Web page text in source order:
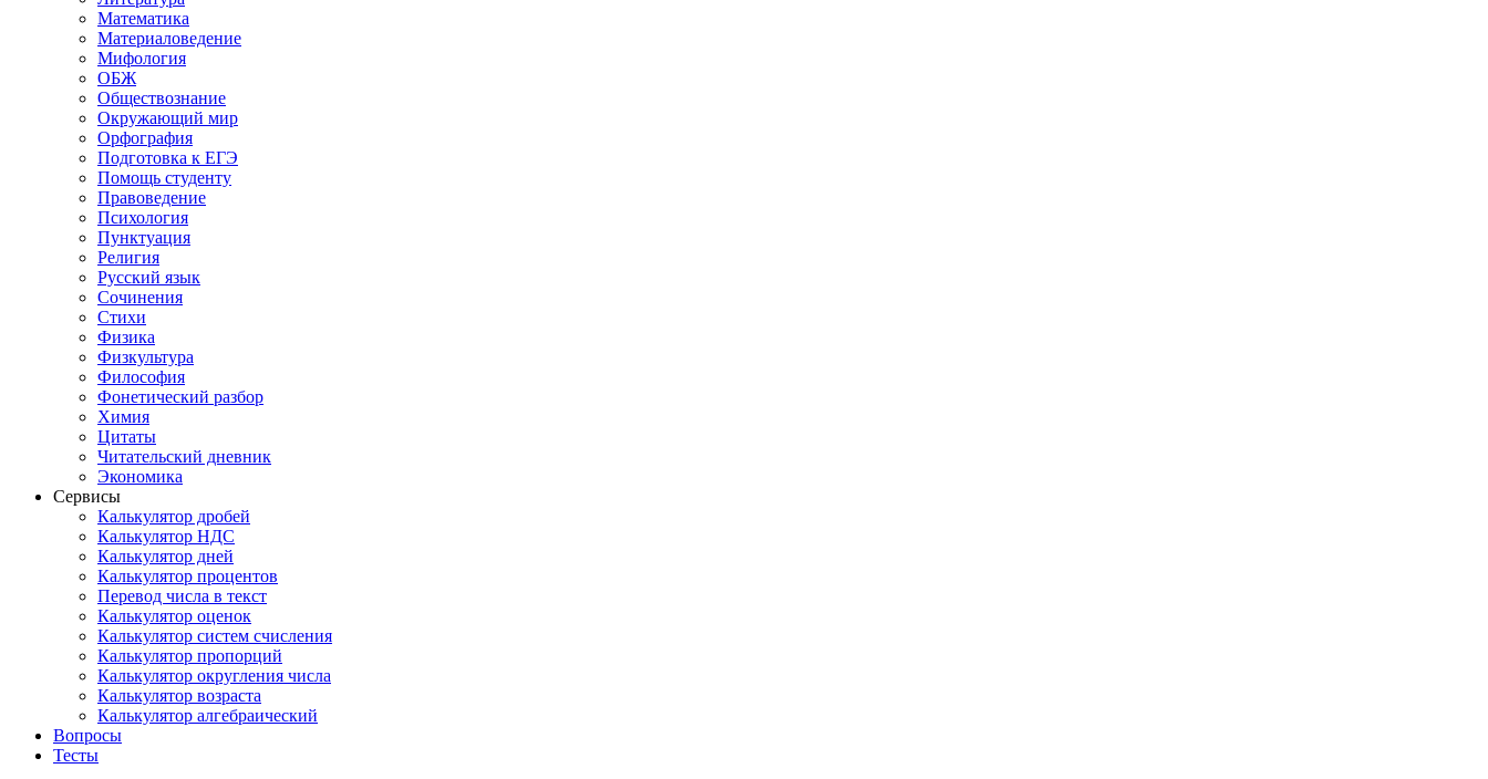
Математика
Материаловедение
Мифология
ОБЖ
Обществознание
Окружающий мир
Орфография
Подготовка к ЕГЭ
Помощь студенту
Правоведение
Психология
Пунктуация
Религия
Русский язык
Сочинения
Стихи
Физика
Физкультура
Философия
Фонетический разбор
Химия
Цитаты
Читательский дневник
Экономика
Сервисы
Калькулятор дробей
Калькулятор НДС
Калькулятор дней
Калькулятор процентов
Перевод числа в текст
Калькулятор оценок
Калькулятор систем счисления
Калькулятор пропорций
Калькулятор округления числа
Калькулятор возраста
Калькулятор алгебраический
Вопросы
Тесты